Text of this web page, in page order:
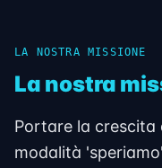
LA NOSTRA MISSIONE
La nostra
Portare la crescita
modalità